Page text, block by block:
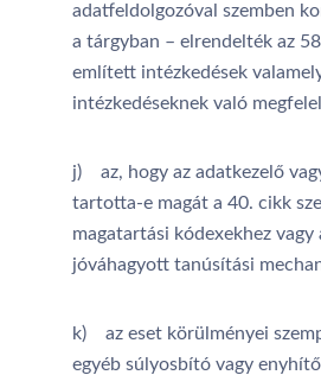
adatfeldolgozóval szemben
a tárgyban – elrendelték az
említett intézkedések
intézkedéseknek való
j) az, hogy az adatkezelő
tartotta-e magát a 40. cikk
magatartási kódexekhez
jóváhagyott tanúsítási
k) az eset körülményei
egyéb súlyosbító vagy